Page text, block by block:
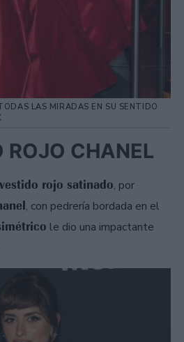
LAS MIRADAS EN SU SENTIDO
ROJO CHANEL
vestido rojo satinado, por
, con pedrería bordada en el
le dio una impactante